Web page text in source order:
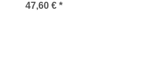
47,60 € *